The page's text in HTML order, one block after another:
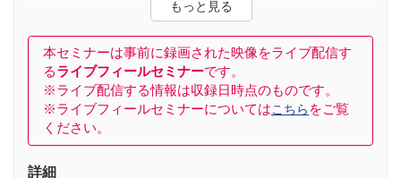
1.自動車アフターマーケットの概況
2.コロナ禍の影響（新車販売市場、中古車市場、自動車賃貸
市場）
3.今後の展望（新車販売市場、中古車市場、自動車賃貸市
場）
本セミナーは事前に録画された映像をライブ配信す
るライブフィールセミナーです。
※ライブ配信する情報は収録日時点のものです。
※ライブフィールセミナーについてはこちら をご覧
ください。
詳細